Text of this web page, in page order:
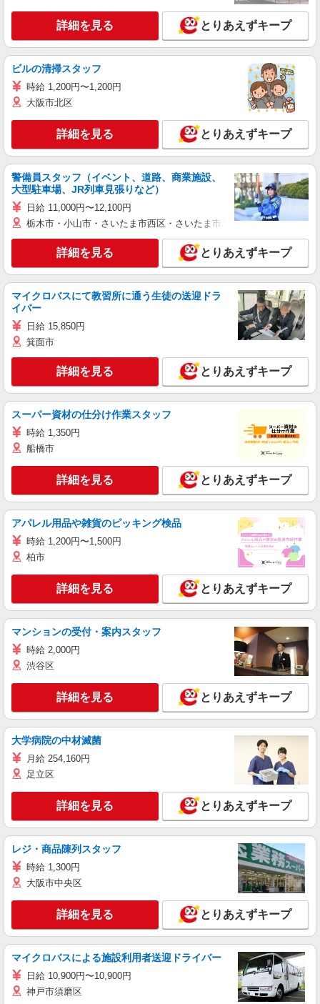
詳細を見る とりあえずキープ
ビルの清掃スタッフ
時給 1,200円〜1,200円
大阪市北区
詳細を見る とりあえずキープ
警備員スタッフ（イベント、道路、商業施設、
大型駐車場、JR列車見張りなど）
日給 11,000円〜12,100円
栃木市・小山市・さいたま市西区・さいたま市岩槻区・久喜市・蓮田
詳細を見る とりあえずキープ
マイクロバスにて教習所に通う生徒の送迎ドラ
イバー
日給 15,850円
箕面市
詳細を見る とりあえずキープ
スーパー資材の仕分け作業スタッフ
時給 1,350円
船橋市
詳細を見る とりあえずキープ
アパレル用品や雑貨のピッキング検品
時給 1,200円〜1,500円
柏市
詳細を見る とりあえずキープ
マンションの受付・案内スタッフ
時給 2,000円
渋谷区
詳細を見る とりあえずキープ
大学病院の中材滅菌
月給 254,160円
足立区
詳細を見る とりあえずキープ
レジ・商品陳列スタッフ
時給 1,300円
大阪市中央区
詳細を見る とりあえずキープ
マイクロバスによる施設利用者送迎ドライバー
日給 10,900円〜10,900円
神戸市須磨区